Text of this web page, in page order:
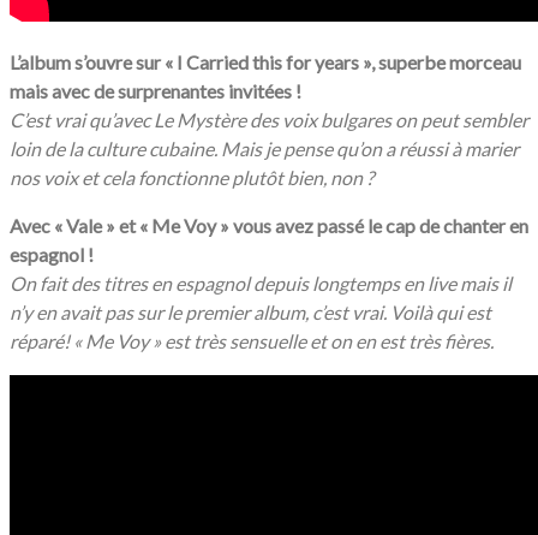
L’album s’ouvre sur « I Carried this for years », superbe morceau
mais avec de surprenantes invitées !
C’est vrai qu’avec Le Mystère des voix bulgares on peut sembler
loin de la culture cubaine. Mais je pense qu’on a réussi à marier
nos voix et cela fonctionne plutôt bien, non ?
Avec « Vale » et « Me Voy » vous avez passé le cap de chanter en
espagnol !
On fait des titres en espagnol depuis longtemps en live mais il
n’y en avait pas sur le premier album, c’est vrai. Voilà qui est
réparé! « Me Voy » est très sensuelle et on en est très fières.